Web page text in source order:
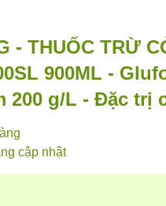
- THUỐC TRỪ
900ML -
200 g/L - Đặc trị
cập nhật